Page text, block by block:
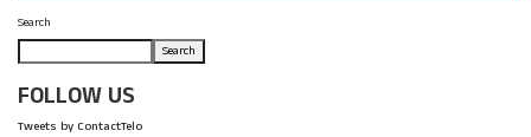
Search
Search
FOLLOW US
Tweets by ContactTelo